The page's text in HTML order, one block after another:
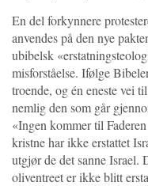
En del forkynnere
anvendes på den nye
ubibelsk
misforståelse. Ifølge
troende, og én eneste vei
nemlig den som går
«Ingen kommer til
kristne har ikke erstattet
utgjør de det sanne Israel.
oliventreet er ikke blitt